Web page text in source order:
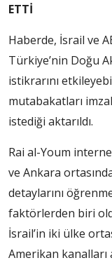
ETTİ
Haberde, İsrail ve
Türkiye’nin Doğu
istikrarını
mutabakatları
istediği aktarıldı.
Rai al-Youm
ve Ankara
detaylarını
faktörlerden biri
İsrail’in iki ülke
Amerikan kanalları